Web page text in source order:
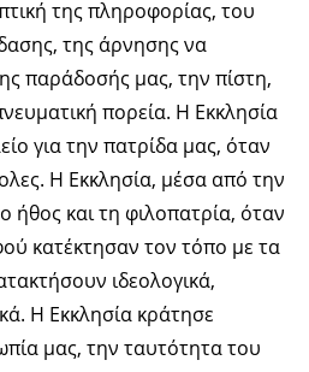
της πληροφορίας, του
της άρνησης να
παράδοσής μας, την πίστη,
πορεία. Η Εκκλησία
για την πατρίδα μας, όταν
Η Εκκλησία, μέσα από την
ήθος και τη φιλοπατρία, όταν
κατέκτησαν τον τόπο με τα
ιδεολογικά,
Η Εκκλησία κράτησε
μας, την ταυτότητα του